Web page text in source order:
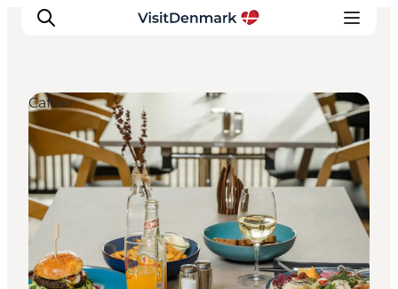
Inspiration
Destinationer
Oplevelser
Overnatning
Planlæg ferien
Cafeer